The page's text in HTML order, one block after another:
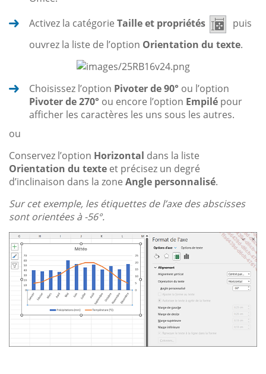
Activez la catégorie Taille et propriétés
puis
ouvrez la liste de l’option Orientation du texte.
Choisissez l’option Pivoter de 90° ou l’option
Pivoter de 270° ou encore l’option Empilé pour
afficher les caractères les uns sous les autres.
ou
Conservez l’option Horizontal dans la liste
Orientation du texte et précisez un degré
d’inclinaison dans la zone Angle personnalisé.
Sur cet exemple, les étiquettes de l’axe des abscisses
sont orientées à -56°.